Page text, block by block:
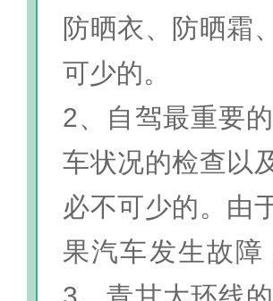
防晒衣、防晒霜
可少的。
2、自驾最重要
车状况的检查以
必不可少的。由
果汽车发生故